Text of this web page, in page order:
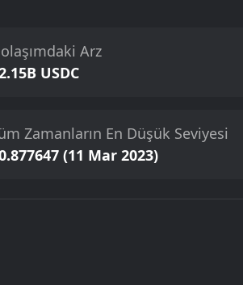
Arz
USDC
Zamanların En Düşük Seviyesi
(11 Mar 2023)